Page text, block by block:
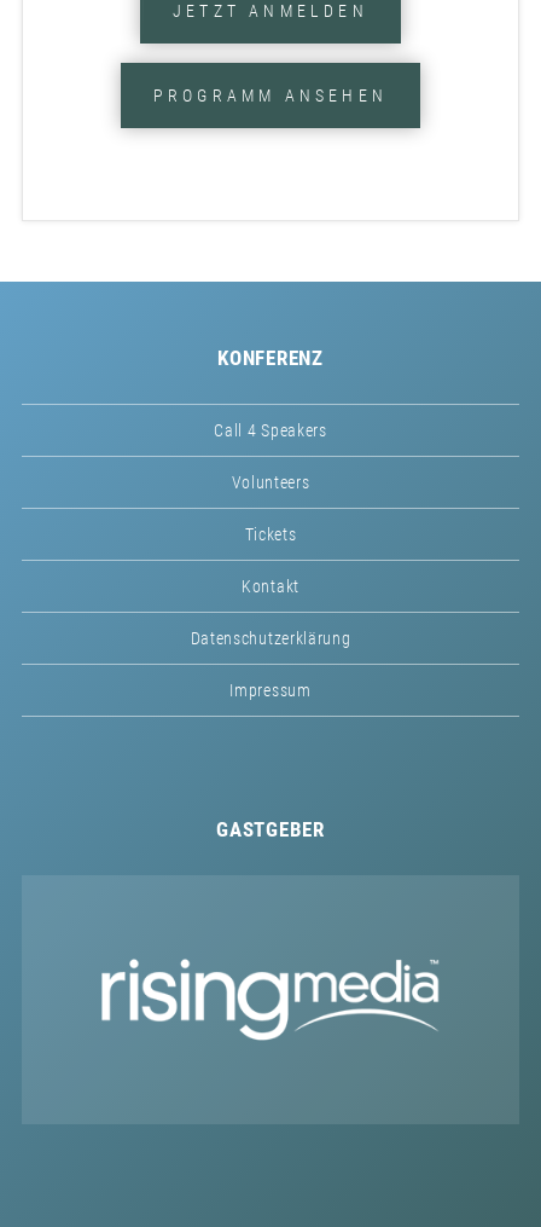
JETZT ANMELDEN
PROGRAMM ANSEHEN
KONFERENZ
Call 4 Speakers
Volunteers
Tickets
Kontakt
Datenschutzerklärung
Impressum
GASTGEBER